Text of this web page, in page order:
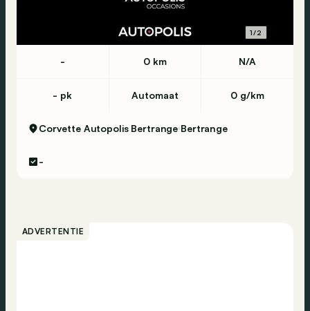
1/2
- 0 km N/A
- pk Automaat 0 g/km
Corvette Autopolis Bertrange Bertrange
-
ADVERTENTIE